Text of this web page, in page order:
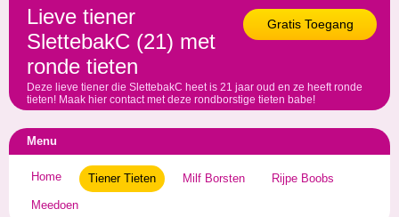
Gratis Toegang
Lieve tiener
SlettebakC (21) met
ronde tieten
Deze lieve tiener die SlettebakC heet is 21 jaar oud en ze heeft ronde
tieten! Maak hier contact met deze rondborstige tieten babe!
Menu
Home Tiener Tieten Milf Borsten
Rijpe Boobs
Meedoen